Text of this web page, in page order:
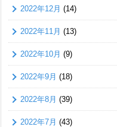
2022年12月 (14)
2022年11月 (13)
2022年10月 (9)
2022年9月 (18)
2022年8月 (39)
2022年7月 (43)